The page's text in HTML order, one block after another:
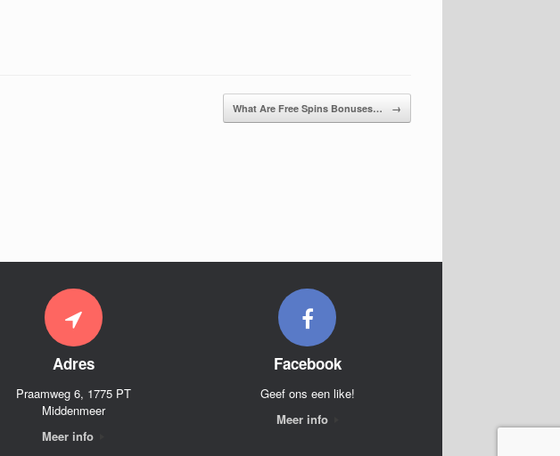
What Are Free Spins Bonuses… →
Adres
Praamweg 6, 1775 PT
Middenmeer
Meer info
Facebook
Geef ons een like!
Meer info